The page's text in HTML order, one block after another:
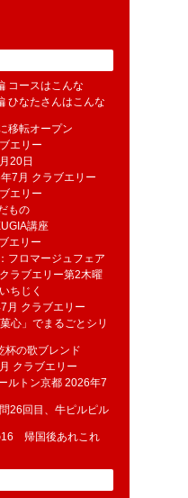
コースはこんな
ひなたさんはこんな
移転オープン
エリー
20日
7月 クラブエリー
エリー
もの
講座
エリー
フロマージュフェア
ラブエリー第2木曜
ちじく
月 クラブエリー
心」でまるごとシリ
杯の歌ブレンド
クラブエリー
ルトン京都 2026年7
26回目、牛ピルピル
16 帰国後あれこれ